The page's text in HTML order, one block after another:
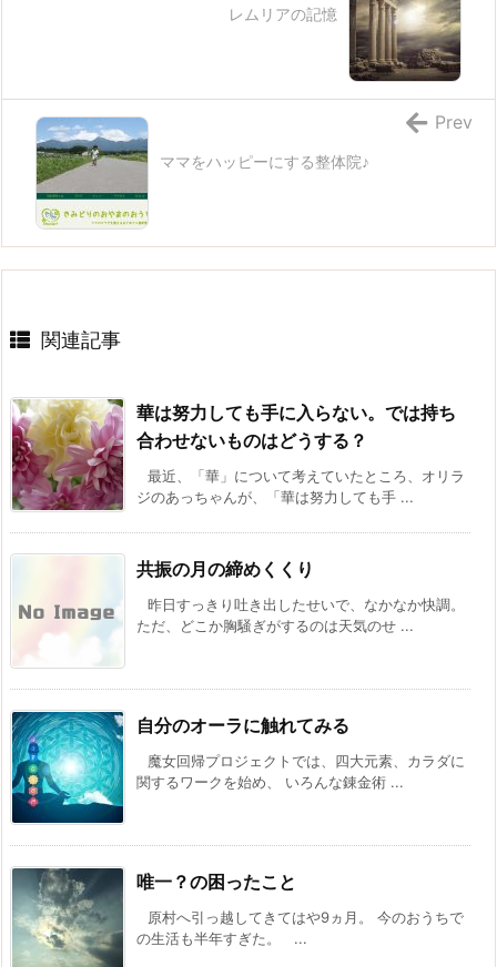
レムリアの記憶
ママをハッピーにする整体院♪
Prev
関連記事
華は努力しても手に入らない。では持ち
合わせないものはどうする？
最近、「華」について考えていたところ、オリラ
ジのあっちゃんが、「華は努力しても手 ...
共振の月の締めくくり
昨日すっきり吐き出したせいで、なかなか快調。
ただ、どこか胸騒ぎがするのは天気のせ ...
自分のオーラに触れてみる
魔女回帰プロジェクトでは、四大元素、カラダに
関するワークを始め、 いろんな錬金術 ...
唯一？の困ったこと
原村へ引っ越してきてはや9ヵ月。 今のおうちで
の生活も半年すぎた。 ...